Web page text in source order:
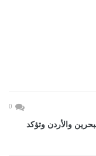
0
والأردن وتؤكد